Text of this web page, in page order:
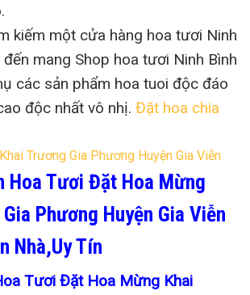
kiếm một cửa hàng hoa tươi Ninh
đến mang Shop hoa tươi Ninh Bình
các sản phẩm hoa tuoi độc đáo
độc nhất vô nhị. Đặt hoa chia
Hoa Tươi Đặt Hoa Mừng
Phương Huyện Gia Viễn
Nhà,Uy Tín
Tươi Đặt Hoa Mừng Khai